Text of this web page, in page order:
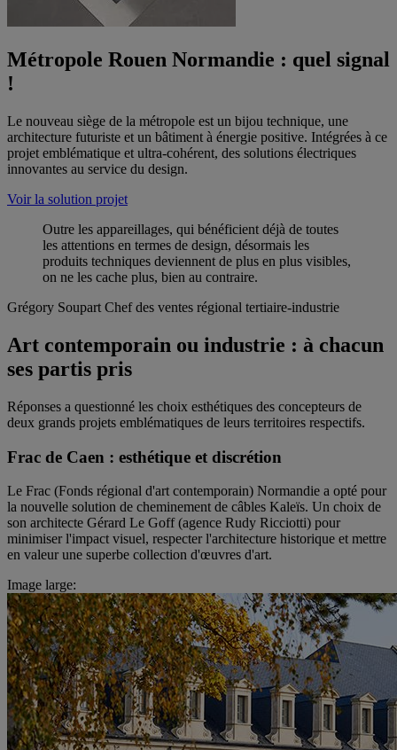
Métropole Rouen Normandie : quel signal
!
Le nouveau siège de la métropole est un bijou technique, une
architecture futuriste et un bâtiment à énergie positive. Intégrées à ce
projet emblématique et ultra-cohérent, des solutions électriques
innovantes au service du design.
Voir la solution projet
Outre les appareillages, qui bénéficient déjà de toutes
les attentions en termes de design, désormais les
produits techniques deviennent de plus en plus visibles,
on ne les cache plus, bien au contraire.
Grégory Soupart Chef des ventes régional tertiaire-industrie
Art contemporain ou industrie : à chacun
ses partis pris
Réponses a questionné les choix esthétiques des concepteurs de
deux grands projets emblématiques de leurs territoires respectifs.
Frac de Caen : esthétique et discrétion
Le Frac (Fonds régional d'art contemporain) Normandie a opté pour
la nouvelle solution de cheminement de câbles Kaleïs. Un choix de
son architecte Gérard Le Goff (agence Rudy Ricciotti) pour
minimiser l'impact visuel, respecter l'architecture historique et mettre
en valeur une superbe collection d'œuvres d'art.
Image large: